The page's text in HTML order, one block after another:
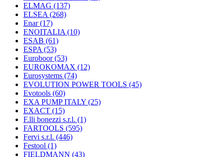
ELMAG (137)
ELSEA (268)
Enar(17)
ENOITALIA (10)
ESAB (61)
ESPA (53)
Euroboor(53)
EUROKOMAX (12)
Eurosystems (74)
EVOLUTION POWER TOOLS (45)
Evotools (60)
EXA PUMP ITALY (25)
EXACT (15)
F.lli bonezzi s.r.l. (1)
FARTOOLS (595)
Fervi s.r.l. (446)
Festool (1)
FIELDMANN (43)